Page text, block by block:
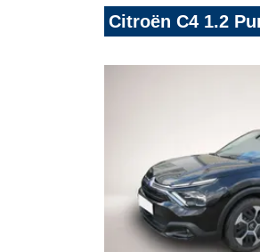
Citroën C4 1.2